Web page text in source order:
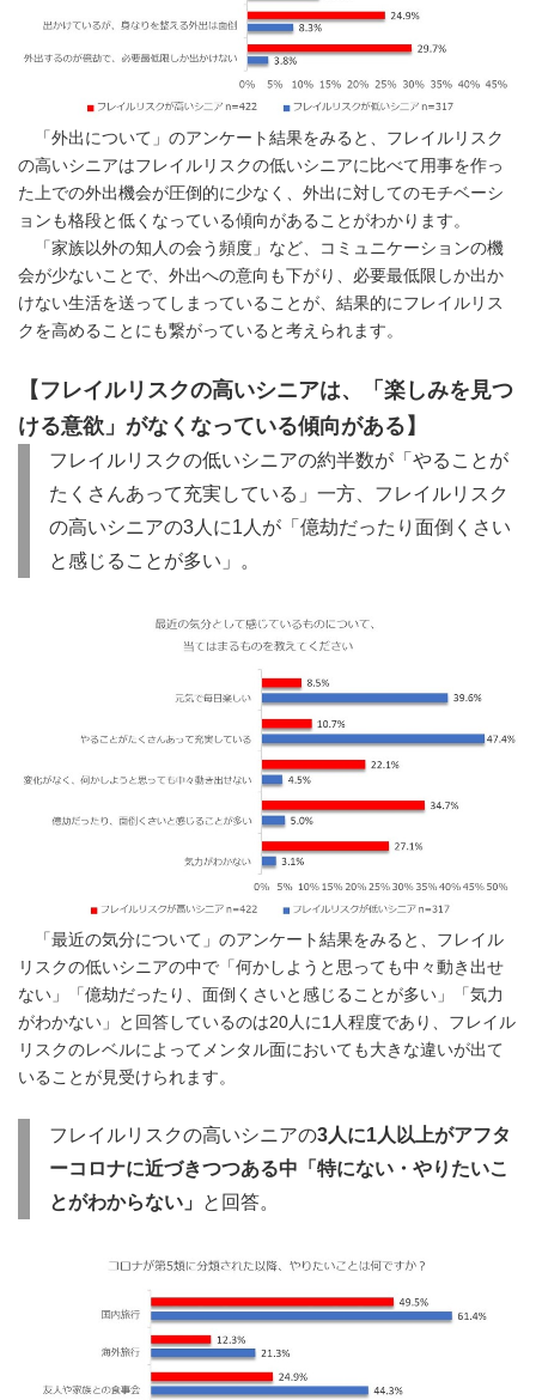
「外出について」のアンケート結果をみると、フレイルリスク
の高いシニアはフレイルリスクの低いシニアに比べて用事を作っ
た上での外出機会が圧倒的に少なく、外出に対してのモチベーシ
ョンも格段と低くなっている傾向があることがわかります。
「家族以外の知人の会う頻度」など、コミュニケーションの機
会が少ないことで、外出への意向も下がり、必要最低限しか出か
けない生活を送ってしまっていることが、結果的にフレイルリス
クを高めることにも繋がっていると考えられます。
【フレイルリスクの高いシニアは、「楽しみを見つ
ける意欲」がなくなっている傾向がある】
フレイルリスクの低いシニアの約半数が「やることが
たくさんあって充実している」一方、フレイルリスク
の高いシニアの3人に1人が「億劫だったり面倒くさい
と感じることが多い」。
「最近の気分について」のアンケート結果をみると、フレイル
リスクの低いシニアの中で「何かしようと思っても中々動き出せ
ない」「億劫だったり、面倒くさいと感じることが多い」「気力
がわかない」と回答しているのは20人に1人程度であり、フレイル
リスクのレベルによってメンタル面においても大きな違いが出て
いることが見受けられます。
フレイルリスクの高いシニアの3人に1人以上がアフタ
ーコロナに近づきつつある中「特にない・やりたいこ
とがわからない」
と回答。